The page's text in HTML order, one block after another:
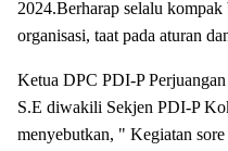
2024.Berharap selalu kompak
organisasi, taat pada aturan
Ketua DPC PDI-P
S.E diwakili Sekjen PDI-P
menyebutkan, " Kegiatan